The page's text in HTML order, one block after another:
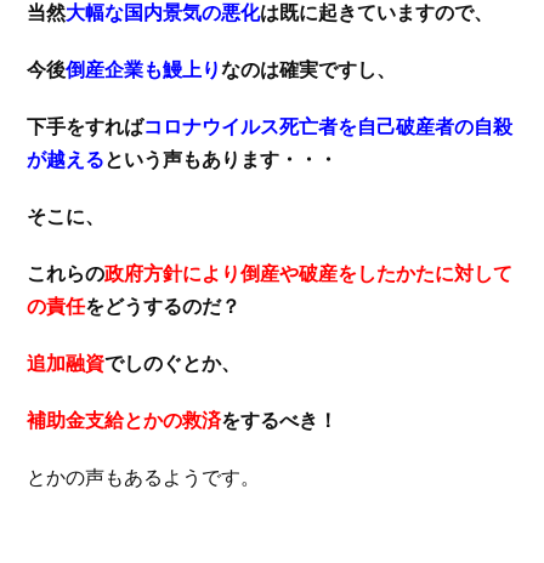
当然大幅な国内景気の悪化は既に起きていますので、
今後倒産企業も鰻上りなのは確実ですし、
下手をすればコロナウイルス死亡者を自己破産者の自殺
が越えるという声もあります・・・
そこに、
これらの政府方針により倒産や破産をしたかたに対して
の責任をどうするのだ？
追加融資でしのぐとか、
補助金支給とかの救済をするべき！
とかの声もあるようです。